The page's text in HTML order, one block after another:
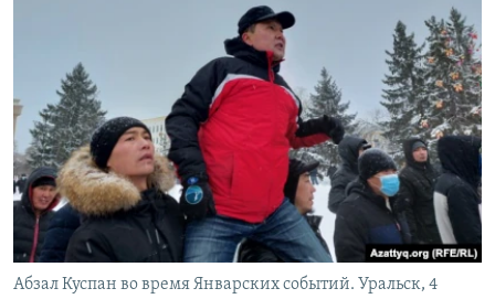
Абзал Куспан во время Январских событий. Уральск, 4